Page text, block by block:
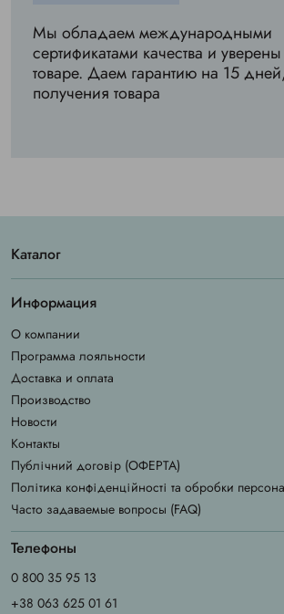
Мы обладаем международными
сертификатами качества и
товаре. Даем гарантию на 15
получения товара
Каталог
Информация
О компании
Программа лояльности
Доставка и оплата
Производство
Новости
Контакты
Публічний договір (ОФЕРТА)
Політика конфіденційності та обробки
Часто задаваемые вопросы (FAQ)
Телефоны
0 800 35 95 13
+38 063 625 01 61